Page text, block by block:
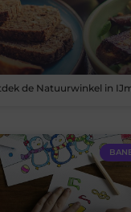
de Natuurwinkel in